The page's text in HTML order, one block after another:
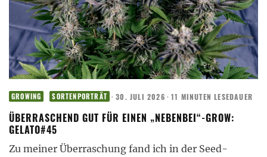
GROWING SORTENPORTRÄT · 30. JULI 2026 · 11 MINUTEN LESEDAUER
ÜBERRASCHEND GUT FÜR EINEN „NEBENBEI“-GROW:
GELATO#45
Zu meiner Überraschung fand ich in der Seed-